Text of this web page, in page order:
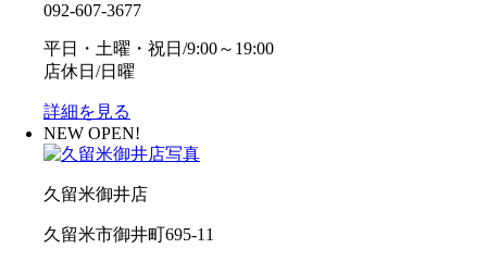
092-607-3677
平日・土曜・祝日/9:00～19:00
店休日/日曜
詳細を見る
NEW OPEN!
久留米御井店
久留米市御井町695-11